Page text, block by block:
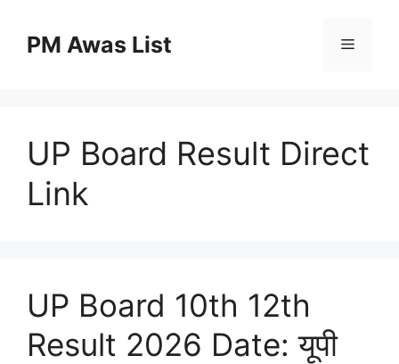
PM Awas List Menu
UP Board Result Direct
Link
UP Board 10th 12th
Result 2026 Date: यूपी